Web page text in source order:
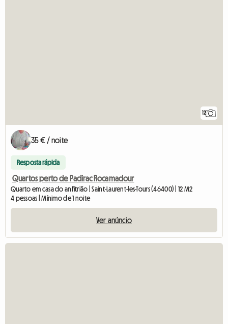
12
35 € / noite
Resposta rápida
Quartos perto de Padirac Rocamadour
Quarto em casa do anfitrião | Saint-Laurent-les-Tours (46400) | 12 M2
4 pessoas | Mínimo de 1 noite
Ver anúncio